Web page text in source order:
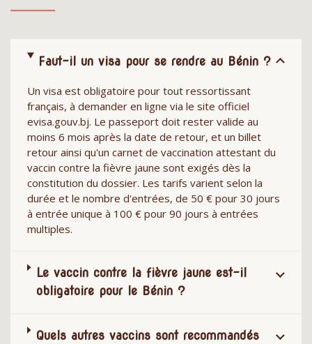
Faut-il un visa pour se rendre au Bénin ?
Un visa est obligatoire pour tout ressortissant
français, à demander en ligne via le site officiel
evisa.gouv.bj. Le passeport doit rester valide au
moins 6 mois après la date de retour, et un billet
retour ainsi qu'un carnet de vaccination attestant du
vaccin contre la fièvre jaune sont exigés dès la
constitution du dossier. Les tarifs varient selon la
durée et le nombre d'entrées, de 50 € pour 30 jours
à entrée unique à 100 € pour 90 jours à entrées
multiples.
Le vaccin contre la fièvre jaune est-il
obligatoire pour le Bénin ?
Quels autres vaccins sont recommandés